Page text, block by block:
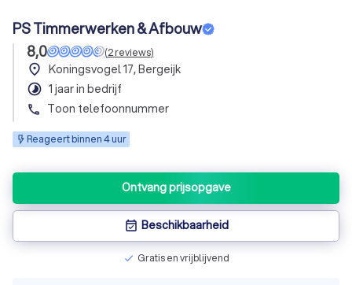
PS Timmerwerken & Afbouw
8,0
(2reviews)
place Koningsvogel 17, Bergeijk
timelapse 1 jaar in bedrijf
phone Toon telefoonnummer
Reageert binnen 4 uur
Ontvang prijsopgave
event_available Beschikbaarheid
check Gratis en vrijblijvend